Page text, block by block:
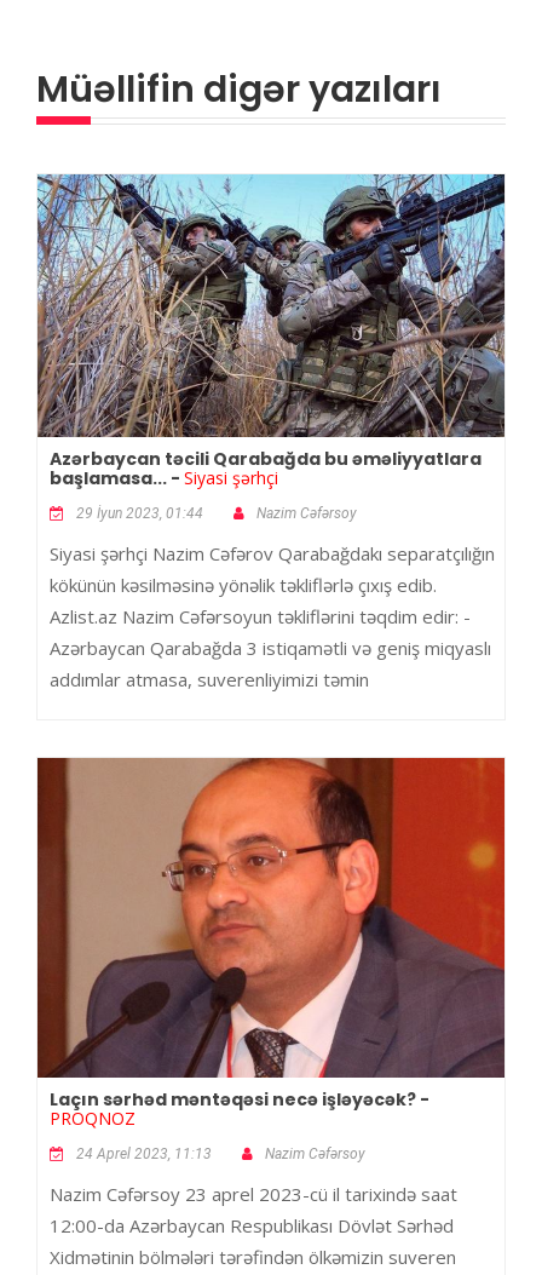
Müəllifin digər yazıları
Azərbaycan təcili Qarabağda bu əməliyyatlara
başlamasa... - Siyasi şərhçi
29 İyun 2023, 01:44 Nazim Cəfərsoy
Siyasi şərhçi Nazim Cəfərov Qarabağdakı separatçılığın
kökünün kəsilməsinə yönəlik təkliflərlə çıxış edib.
Azlist.az Nazim Cəfərsoyun təkliflərini təqdim edir: -
Azərbaycan Qarabağda 3 istiqamətli və geniş miqyaslı
addımlar atmasa, suverenliyimizi təmin
Laçın sərhəd məntəqəsi necə işləyəcək? -
PROQNOZ
24 Aprel 2023, 11:13 Nazim Cəfərsoy
Nazim Cəfərsoy 23 aprel 2023-cü il tarixində saat
12:00-da Azərbaycan Respublikası Dövlət Sərhəd
Xidmətinin bölmələri tərəfindən ölkəmizin suveren